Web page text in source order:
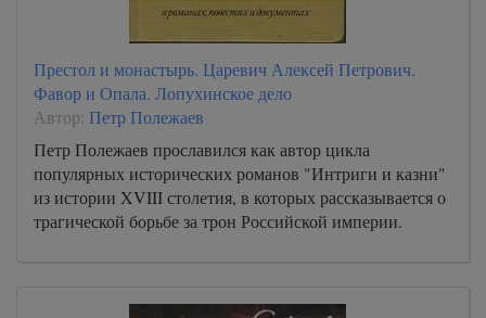
Престол и монастырь. Царевич Алексей Петрович.
Фавор и Опала. Лопухинское дело
Автор: Петр Полежаев
Петр Полежаев прославился как автор цикла
популярных исторических романов "Интриги и казни"
из истории XVIII столетия, в которых рассказывается о
трагической борьбе за трон Российской империи.